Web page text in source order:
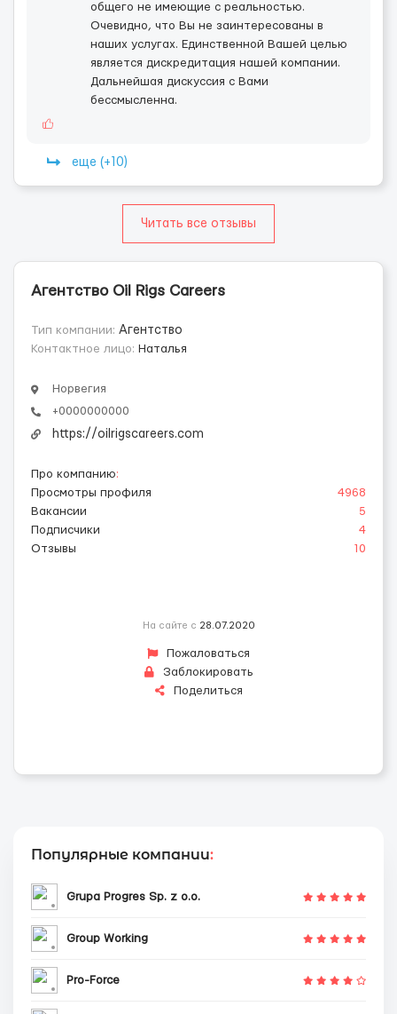
общего не имеющие с реальностью.
Очевидно, что Вы не заинтересованы в
наших услугах. Единственной Вашей целью
является дискредитация нашей компании.
Дальнейшая дискуссия с Вами
бессмысленна.
еще (+10)
Читать все отзывы
Агентство Oil Rigs Careers
Тип компании: Агентство
Контактное лицо: Наталья
Норвегия
+0000000000
https://oilrigscareers.com
Про компанию:
Просмотры профиля
4968
Вакансии
5
Подписчики
4
Отзывы
10
На сайте с 28.07.2020
Пожаловаться
Заблокировать
Поделиться
Популярные компании:
Grupa Progres Sp. z o.o.
Group Working
Pro-Force